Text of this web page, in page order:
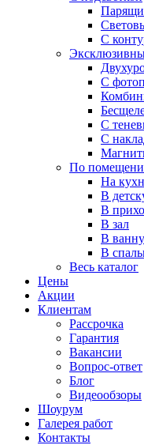
С
С
С
С
По
На
В
В
В зал
В
В
Весь каталог
Цены
Акции
Клиентам
Рассрочка
Гарантия
Вакансии
Вопрос-ответ
Блог
Видеообзоры
Шоурум
Галерея работ
Контакты